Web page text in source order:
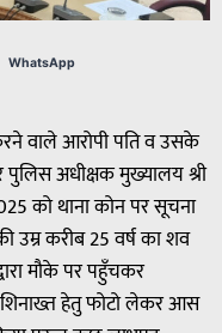
WhatsApp
वाले आरोपी पति व उसके
अधीक्षक मुख्यालय श्री
को थाना कोन पर सूचना
करीब 25 वर्ष का शव
मौके पर पहुँचकर
हेतु फोटो लेकर आस